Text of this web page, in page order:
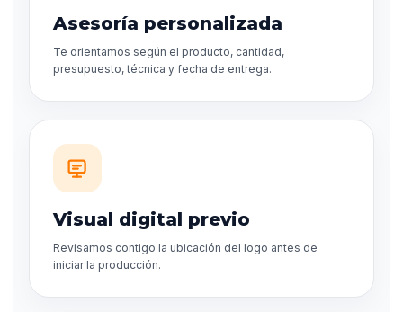
Asesoría personalizada
Te orientamos según el producto, cantidad,
presupuesto, técnica y fecha de entrega.
Visual digital previo
Revisamos contigo la ubicación del logo antes de
iniciar la producción.